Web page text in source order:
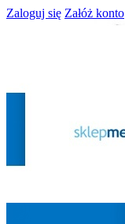
Zaloguj się Załóż konto